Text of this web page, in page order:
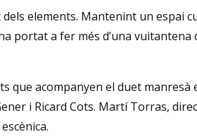
elements. Mantenint un espai
portat a fer més d’una vuitantena
que acompanyen el duet manresà
i Ricard Cots. Martí Torras,